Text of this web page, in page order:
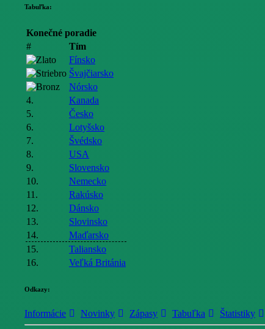
Tabuľka:
Konečné poradie
#
Tím
Fínsko
Švajčiarsko
Nórsko
4.
Kanada
5.
Česko
6.
Lotyšsko
7.
Švédsko
8.
USA
9.
Slovensko
10.
Nemecko
11.
Rakúsko
12.
Dánsko
13.
Slovinsko
14.
Maďarsko
15.
Taliansko
16.
Veľká Británia
Odkazy:
Informácie Novinky Zápasy Tabuľka Štatistiky